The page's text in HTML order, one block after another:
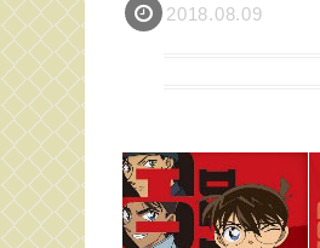
2018.08.09